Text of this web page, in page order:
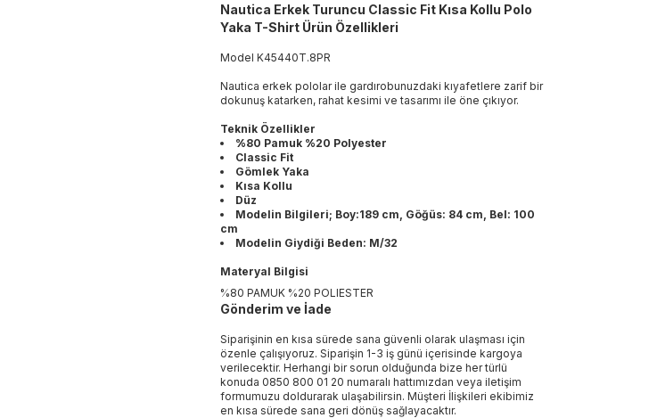
Nautica Erkek Turuncu Classic Fit Kısa Kollu Polo
Yaka T-Shirt Ürün Özellikleri
ModelK45440T.8PR
Nautica erkek pololar ile gardırobunuzdaki kıyafetlere zarif bir
dokunuş katarken, rahat kesimi ve tasarımı ile öne çıkıyor.
Teknik Özellikler
%80 Pamuk %20 Polyester
Classic Fit
Gömlek Yaka
Kısa Kollu
Düz
Modelin Bilgileri; Boy:189 cm, Göğüs: 84 cm, Bel: 100
cm
Modelin Giydiği Beden: M/32
Materyal Bilgisi
%80 PAMUK %20 POLIESTER
Gönderim ve İade
Siparişinin en kısa sürede sana güvenli olarak ulaşması için
özenle çalışıyoruz. Siparişin 1-3 iş günü içerisinde kargoya
verilecektir. Herhangi bir sorun olduğunda bize her türlü
konuda 0850 800 01 20 numaralı hattımızdan veya iletişim
formumuzu doldurarak ulaşabilirsin. Müşteri İlişkileri ekibimiz
en kısa sürede sana geri dönüş sağlayacaktır.